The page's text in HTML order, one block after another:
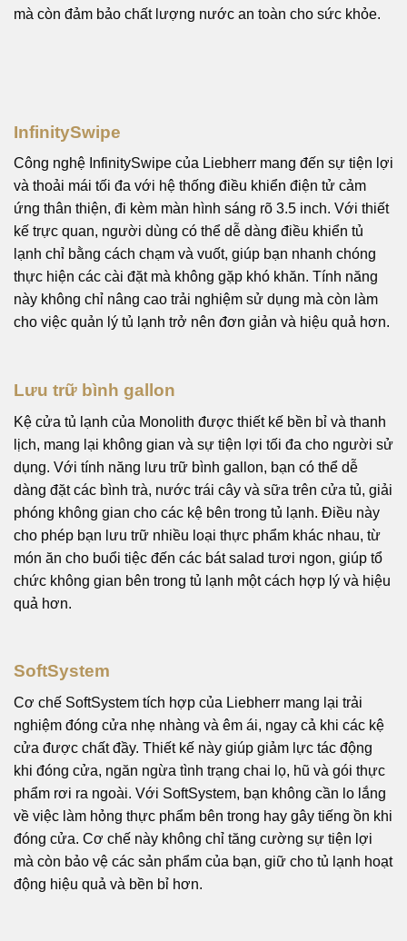
mà còn đảm bảo chất lượng nước an toàn cho sức khỏe.
InfinitySwipe
Công nghệ InfinitySwipe của Liebherr mang đến sự tiện lợi
và thoải mái tối đa với hệ thống điều khiển điện tử cảm
ứng thân thiện, đi kèm màn hình sáng rõ 3.5 inch. Với thiết
kế trực quan, người dùng có thể dễ dàng điều khiển tủ
lạnh chỉ bằng cách chạm và vuốt, giúp bạn nhanh chóng
thực hiện các cài đặt mà không gặp khó khăn. Tính năng
này không chỉ nâng cao trải nghiệm sử dụng mà còn làm
cho việc quản lý tủ lạnh trở nên đơn giản và hiệu quả hơn.
Lưu trữ bình gallon
Kệ cửa tủ lạnh của Monolith được thiết kế bền bỉ và thanh
lịch, mang lại không gian và sự tiện lợi tối đa cho người sử
dụng. Với tính năng lưu trữ bình gallon, bạn có thể dễ
dàng đặt các bình trà, nước trái cây và sữa trên cửa tủ, giải
phóng không gian cho các kệ bên trong tủ lạnh. Điều này
cho phép bạn lưu trữ nhiều loại thực phẩm khác nhau, từ
món ăn cho buổi tiệc đến các bát salad tươi ngon, giúp tổ
chức không gian bên trong tủ lạnh một cách hợp lý và hiệu
quả hơn.
SoftSystem
Cơ chế SoftSystem tích hợp của Liebherr mang lại trải
nghiệm đóng cửa nhẹ nhàng và êm ái, ngay cả khi các kệ
cửa được chất đầy. Thiết kế này giúp giảm lực tác động
khi đóng cửa, ngăn ngừa tình trạng chai lọ, hũ và gói thực
phẩm rơi ra ngoài. Với SoftSystem, bạn không cần lo lắng
về việc làm hỏng thực phẩm bên trong hay gây tiếng ồn khi
đóng cửa. Cơ chế này không chỉ tăng cường sự tiện lợi
mà còn bảo vệ các sản phẩm của bạn, giữ cho tủ lạnh hoạt
động hiệu quả và bền bỉ hơn.